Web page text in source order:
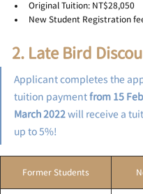
Original Tuition: NT$28,050
New Student Registration
2. Late Bird
Applicant completes the
tuition payment from 15
March 2022 will receive a
up to 5%!
Former Students